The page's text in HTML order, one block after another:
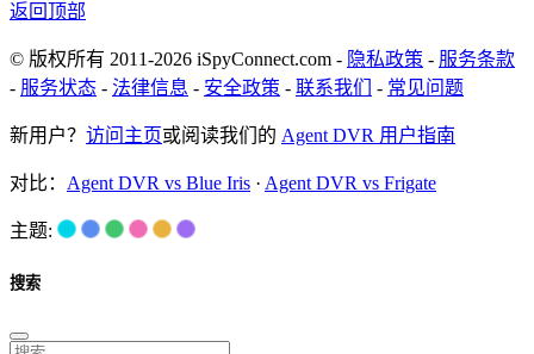
返回顶部
© 版权所有 2011-2026 iSpyConnect.com - 隐私政策 - 服务条款
- 服务状态 - 法律信息 - 安全政策 - 联系我们 - 常见问题
新用户？ 访问主页或阅读我们的 Agent DVR 用户指南
对比： Agent DVR vs Blue Iris · Agent DVR vs Frigate
主题:
搜索